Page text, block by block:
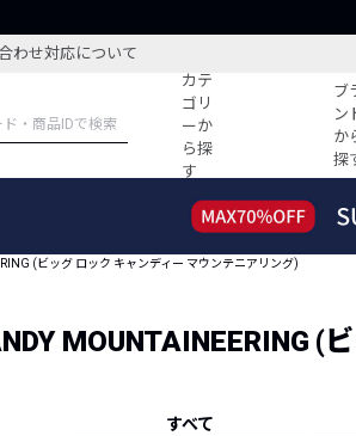
わせ対応について
カテ
ゴリ
ーか
ら探
す
ブ
ン
か
探
特集記事
コーディネート
すべて
ーデ紹介
HOT
人気
(ビッグ ロック キャンディー マウンテニアリング)
MOUNTAINEERING
すべて